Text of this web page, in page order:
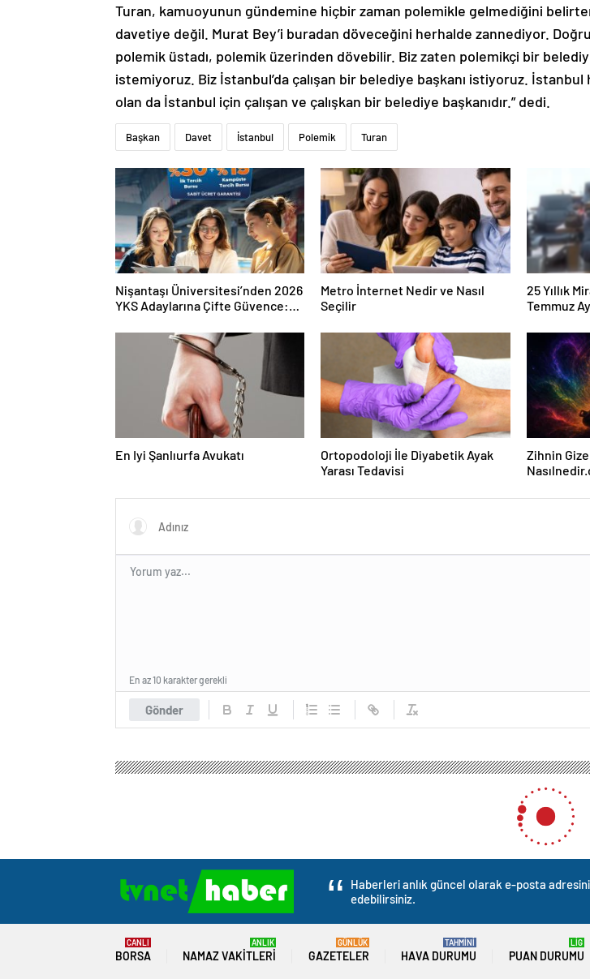
Turan, kamuoyunun gündemine hiçbir zaman polemikle gelmediğini
davetiye değil. Murat Bey’i buradan döveceğini herhalde zannediyor.
polemik üstadı, polemik üzerinden dövebilir. Biz zaten polemikçi bir
istemiyoruz. Biz İstanbul’da çalışan bir belediye başkanı istiyoruz. İstanbul
olan da İstanbul için çalışan ve çalışkan bir belediye başkanıdır.” dedi.
Başkan Davet İstanbul Polemik Turan
Nişantaşı Üniversitesi’nden 2026
YKS Adaylarına Çifte Güvence:
Metro İnternet Nedir ve Nasıl
Seçilir
25 Yıllık
Temmuz
En Iyi Şanlıurfa Avukatı
Ortopodoloji İle Diyabetik Ayak
Yarası Tedavisi
Zihnin
Gönder
En az 10 karakter gerekli
Haberleri anlık güncel olarak e-posta
edebilirsiniz.
BORSA
CANLI
NAMAZ VAKITLERI
ANLIK
GAZETELER
GÜNLÜK
HAVA DURUMU
TAHMİNİ
PUAN DURUMU
LİG